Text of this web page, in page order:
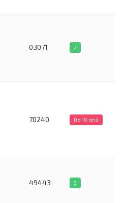
03071 2
70240 Do 10 dnů
49443 3